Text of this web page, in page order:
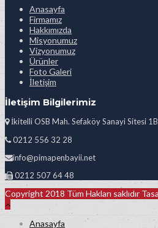
Anasayfa
Firmamız
Hakkımızda
Misyonumuz
Vizyonumuz
Ürünler
Foto Galeri
İletişim
İletişim Bilgilerimiz
İkitelli OSB Mah. Sefaköy Sanayi Sitesi
0212 556 32 28
info@pimapenbayii.net
0212 507 64 48
Copyright 2018 Tüm Hakları saklıdır
Anasayfa